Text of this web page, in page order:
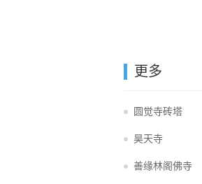
更多
圆觉寺砖塔
昊天寺
善缘林阁佛寺